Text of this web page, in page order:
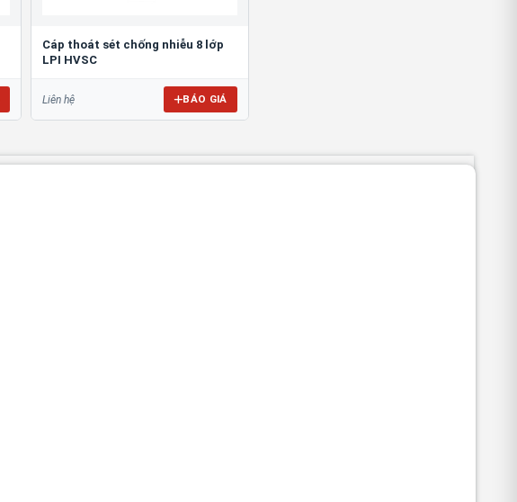
Cáp thoát sét chống nhiễu 8 lớp
LPI HVSC
Liên hệ BÁO GIÁ